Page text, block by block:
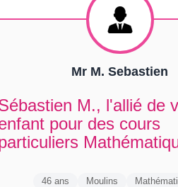
Mr M. Sebastien
M., l'allié de
pour des cours
46 ans Moulins